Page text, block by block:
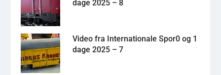
dage 2025 – 8
Video fra Internationale Spor0 og 1
dage 2025 – 7